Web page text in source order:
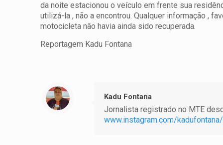
da noite estacionou o veículo em frente sua
utilizá-la , não a encontrou.Qualquer informação ,
motocicleta não havia ainda sido recuperada.
Reportagem Kadu Fontana
Kadu Fontana
Jornalista registrado no MTE
www.instagram.com/kadufontana/